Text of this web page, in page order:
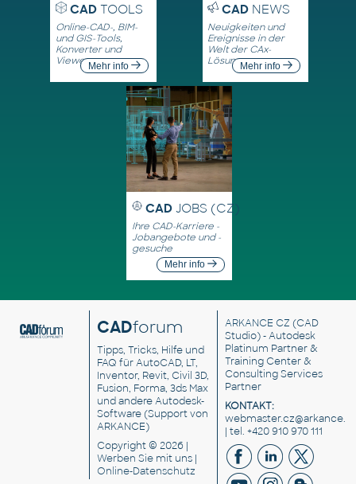
CADTOOLS
Online-CAD-, BIM-
und GIS-Tools,
Konverter und
ViewerMehr info
CADNEWS
Neuigkeiten und
Ereignisse in der
Welt der CAx-
LösungenMehr info
CAD JOBS (CZ)
Ihre CAD-Karriere -
Jobangebote und -
gesuche
Mehr info
CADforum
Tipps, Tricks, Hilfe und
FAQ für AutoCAD, LT,
Inventor, Revit, Civil 3D,
Fusion, Forma, 3ds Max
und andere Autodesk-
Software (Support von
ARKANCE)
Copyright © 2026 |
Werben Siemit uns |
Online-Datenschutz
ARKANCE CZ (CAD
Studio) - Autodesk
Platinum Partner &
Training Center &
Consulting Services
Partner
KONTAKT:
| tel. +420 910 970 111